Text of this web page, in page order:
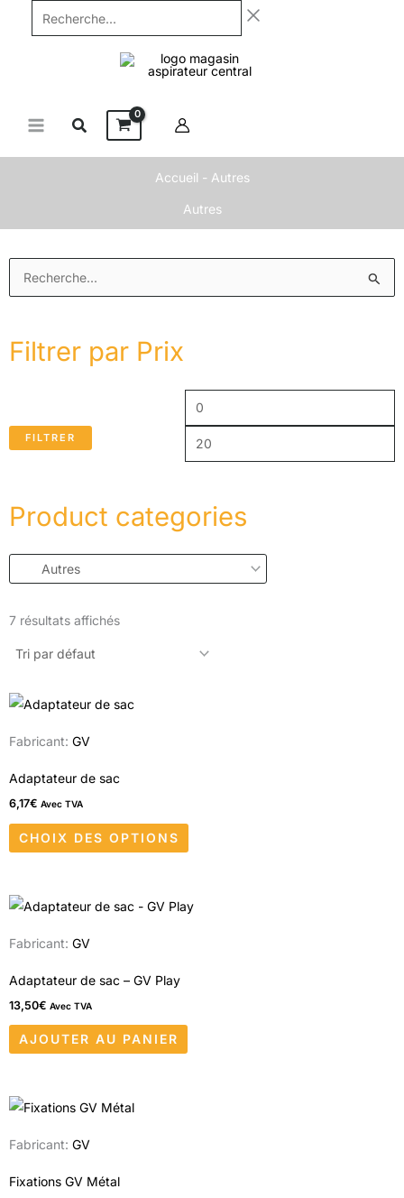
Recherche...
Accueil - Autres
Autres
Rechercher :
Filtrer par Prix
min
FILTRER
Product categories
7 résultats affichés
Fabricant: GV
Adaptateur de sac
6,17€ Avec TVA
CHOIX DES OPTIONS
choisies
Fabricant: GV
Adaptateur de sac – GV Play
13,50€ Avec TVA
AJOUTER AU PANIER
Fabricant: GV
Fixations GV Métal